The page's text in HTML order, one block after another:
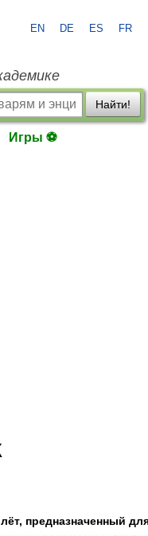
EN DE ES FR
Найти!
Игры ⚽
предназначенный